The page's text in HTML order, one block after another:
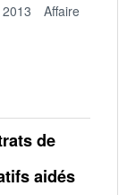
Affaire
de
aidés